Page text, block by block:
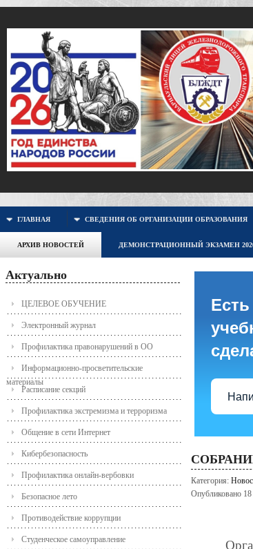
ГЛАВНАЯ СВЕДЕНИЯ ОБ ОРГАНИЗАЦИИ ОБРАЗОВАНИЯ
АРХИВ НОВОСТЕЙ ДЕМОНСТРАЦИОННЫЙ ЭКЗАМЕН
Актуально
ЦЕЛЕВОЕ ОБУЧЕНИЕ
Электронный журнал
Профилактика правонарушений в ОО
Информационно-просветительские
материалы
Расписание секций
Профилактика экстремизма и терроризма
Общение в сети Интернет
Кибербезопасность
Профилактика онлайн-вербовки
Безопасное лето
Противодействие коррупции
Студенческое самоуправление
Категория:
Опубликовано